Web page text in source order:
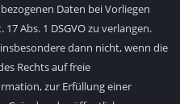
Daten bei Vorliegen
Abs. 1 DSGVO zu verlangen.
dann nicht, wenn die
Rechts auf freie
zur Erfüllung einer